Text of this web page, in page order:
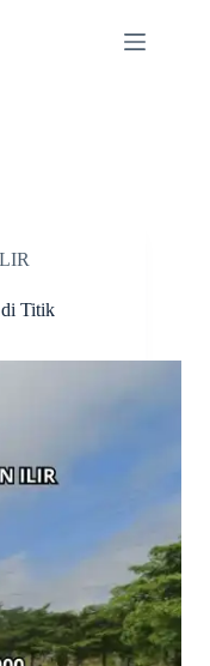
di Titik